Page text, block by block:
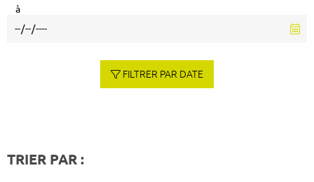
à
FILTRER PAR DATE
TRIER PAR :